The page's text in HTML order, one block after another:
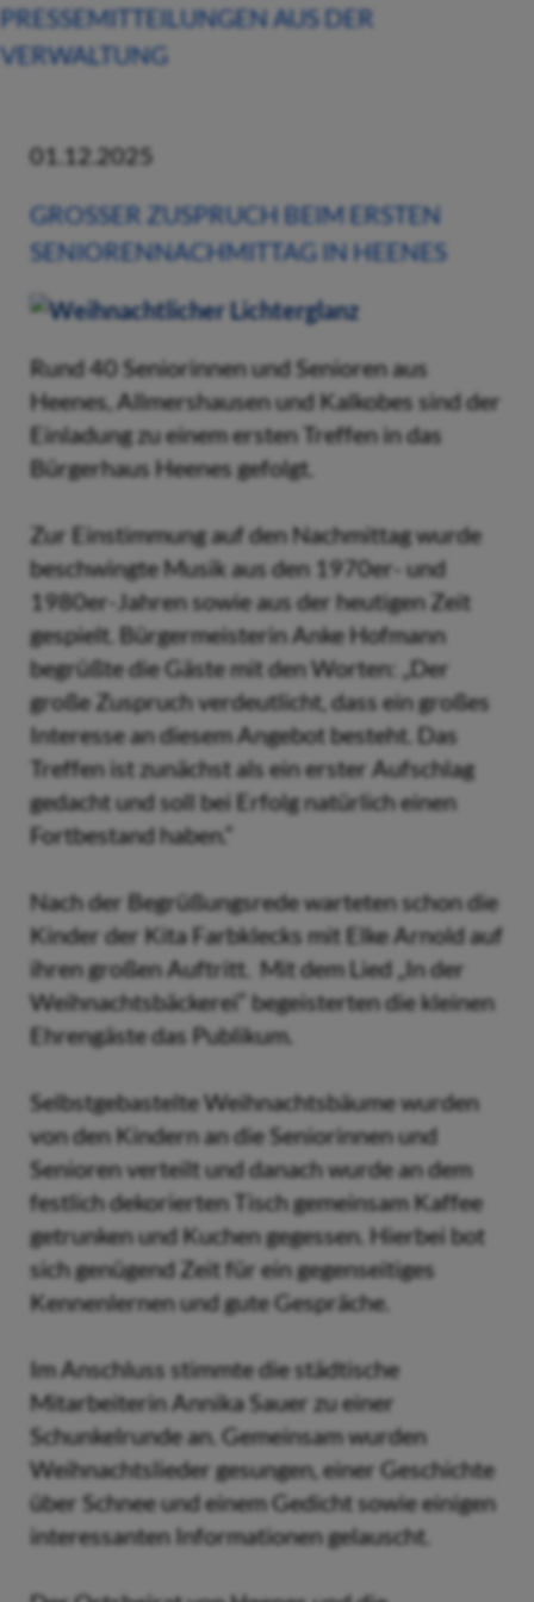
PRESSEMITTEILUNGEN AUS DER
VERWALTUNG
01.12.2025
GROSSER ZUSPRUCH BEIM ERSTEN S
ENIORENNACHMITTAG IN HEENES
Rund 40 Seniorinnen und Senioren aus
Heenes, Allmershausen und Kalkobes sind der
Einladung zu einem ersten Treffen in das
Bürgerhaus Heenes gefolgt.
Zur Einstimmung auf den Nachmittag wurde
beschwingte Musik aus den 1970er- und
1980er-Jahren sowie aus der heutigen Zeit
gespielt. Bürgermeisterin Anke Hofmann
begrüßte die Gäste mit den Worten: „Der
große Zuspruch verdeutlicht, dass ein großes
Interesse an diesem Angebot besteht. Das
Treffen ist zunächst als ein erster Aufschlag
gedacht und soll bei Erfolg natürlich einen
Fortbestand haben.“
Nach der Begrüßungsrede warteten schon die
Kinder der Kita Farbklecks mit Elke Arnold auf
ihren großen Auftritt. Mit dem Lied „In der
Weihnachtsbäckerei“ begeisterten die kleinen
Ehrengäste das Publikum.
Selbstgebastelte Weihnachtsbäume wurden
von den Kindern an die Seniorinnen und
Senioren verteilt und danach wurde an dem
festlich dekorierten Tisch gemeinsam Kaffee
getrunken und Kuchen gegessen. Hierbei bot
sich genügend Zeit für ein gegenseitiges
Kennenlernen und gute Gespräche.
Im Anschluss stimmte die städtische
Mitarbeiterin Annika Sauer zu einer
Schunkelrunde an. Gemeinsam wurden
Weihnachtslieder gesungen, einer Geschichte
über Schnee und einem Gedicht sowie einigen
interessanten Informationen gelauscht.